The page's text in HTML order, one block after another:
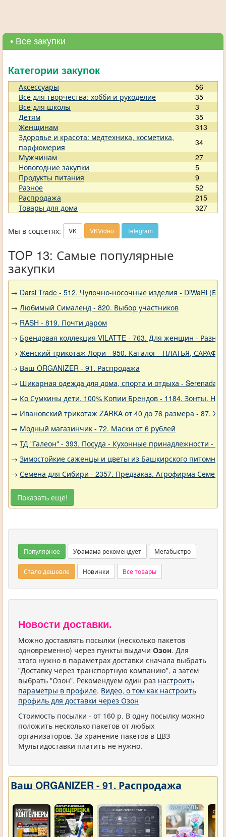
• Все закупки
Категории закупок
Аксессуары
56
Все для творчества: хобби и рукоделие
35
Все для школы
3
Детям
35
Женщинам
313
Здоровье и красота: медтехника, косметика,
парфюмерия
34
Мужчинам
27
Новогодние закупки
5
Продукты питания
9
Разное
52
Распродажа
215
Товары для дома
327
Мы в соцсетях: VK VKVideo Telegram
TOP 13: Самые популярные
закупки
→ Darsi Trade - 512. Чулочно-носочные изделия - DiWaRi
→ Любимый Сималенд - 820. Выбор участников
→ RASH - 819. Почти даром
→ Брендовая коллекция VILATTE - 763. Для женщин - Разное
→ Женский трикотаж Лори - 950. Каталог - ПЛАТЬЯ,
→ Ваш ORGANIZER - 91. Распродажа
→ Шикарная одежда для дома, спорта и отдыха - Serenada -
→ Ко Сумкины дети. 100% Копии Брендов - 1184. Зонты.
→ Ивановский трикотаж ZARKA от 40 до 76 размера - 87.
→ Модный магазинчик - 72. Маски от 6 рублей
→ ТД "Галеон" - 393. Посуда - Кухонные принадлежности -
→ Зимостойкие саженцы и цветы из Башкирского
→ Семена для Сибири - 2357. Предзаказ. Агрофирма
Показать ещё!
Популярное Уфамама рекомендует Мегабыстро
Стало дешевле Новинки Все товары
Новости доставки.
Можно доставлять посылки (несколько пакетов
одновременно) через пункты выдачи Озон. Для
этого нужно в параметрах доставки сначала выбрать
"Доставку через транспортную компанию", а затем
выбрать "Озон". Рекомендуем один раз настроить
параметры в профиле. Видео, о том как настроить
профиль для доставки через Озон
Стоимость посылки - от 160 р. В одну посылку можно
положить несколько пакетов от любых
организаторов. За хранение пакетов в ЦВЗ
Мультидоставки платить не нужно.
Ваш ORGANIZER - 91. Распродажа